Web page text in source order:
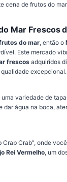
cena de frutos do
Mar Frescos
do mar, então o
Este mercado
frescos adquiridos
excepcional.
variedade de
dar água na boca,
Crab Crab”, onde
Rei Vermelho, um